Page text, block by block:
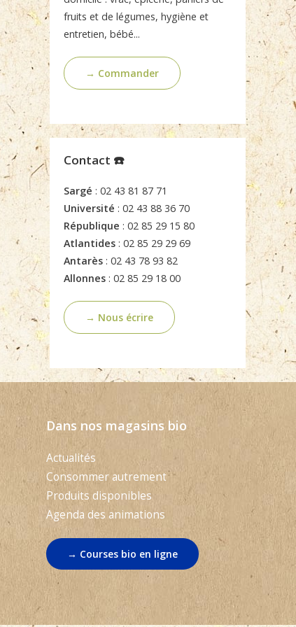
fruits et de légumes, hygiène et
entretien, bébé...
→ Commander
Contact ☎️
Sargé : 02 43 81 87 71
Université : 02 43 88 36 70
République : 02 85 29 15 80
Atlantides : 02 85 29 29 69
Antarès : 02 43 78 93 82
Allonnes : 02 85 29 18 00
→ Nous écrire
Dans nos magasins bio
Actualités
Consommer autrement
Produits disponibles
Agenda des animations
→ Courses bio en ligne